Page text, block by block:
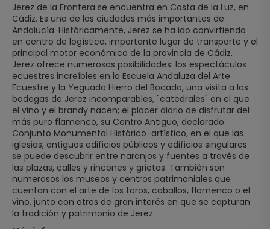
Jerez de la Frontera se encuentra en Costa de la Luz, en
Cádiz. Es una de las ciudades más importantes de
Andalucía. Históricamente, Jerez se ha ido convirtiendo
en centro de logística, importante lugar de transporte y el
principal motor económico de la provincia de Cádiz.
Jerez ofrece numerosas posibilidades: los espectáculos
ecuestres increíbles en la Escuela Andaluza del Arte
Ecuestre y la Yeguada Hierro del Bocado, una visita a las
bodegas de Jerez incomparables, "catedrales" en el que
el vino y el brandy nacen; el placer diario de disfrutar del
más puro flamenco, su Centro Antiguo, declarado
Conjunto Monumental Histórico-artístico, en el que las
iglesias, antiguos edificios públicos y edificios singulares
se puede descubrir entre naranjos y fuentes a través de
las plazas, calles y rincones y grietas. También son
numerosos los museos y centros patrimoniales que
cuentan con el arte de los toros, caballos, flamenco o el
vino, junto con otros de gran interés en que se capturan